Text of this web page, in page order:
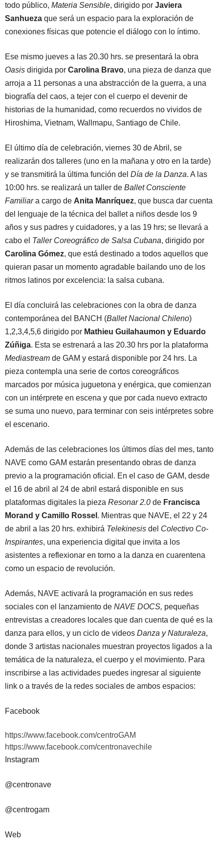
todo público, Materia Sensible, dirigido por Javiera
Sanhueza que será un espacio para la exploración de
conexiones físicas que potencie el diálogo con lo íntimo.
Ese mismo jueves a las 20.30 hrs. se presentará la obra
Oasis dirigida por Carolina Bravo, una pieza de danza que
arroja a 11 personas a una abstracción de la guerra, a una
biografía del caos, a tejer con el cuerpo el devenir de
historias de la humanidad, como recuerdos no vividos de
Hiroshima, Vietnam, Wallmapu, Santiago de Chile.
El último día de celebración, viernes 30 de Abril, se
realizarán dos talleres (uno en la mañana y otro en la tarde)
y se transmitirá la última función del Día de la Danza. A las
10:00 hrs. se realizará un taller de Ballet Consciente
Familiara cargo de Anita Manríquez, que busca dar cuenta
del lenguaje de la técnica del ballet a niños desde los 9
años y sus padres y cuidadores, y a las 19 hrs; se llevará a
cabo el Taller Coreográfico de Salsa Cubana, dirigido por
Carolina Gómez, que está destinado a todos aquellos que
quieran pasar un momento agradable bailando uno de los
ritmos latinos por excelencia: la salsa cubana.
El día concluirá las celebraciones con la obra de danza
contemporánea del BANCH (Ballet Nacional Chileno)
1,2,3,4,5,6 dirigido por Mathieu Guilahaumon y Eduardo
Zúñiga. Esta se estrenará a las 20.30 hrs por la plataforma
Mediastream de GAM y estará disponible por 24 hrs. La
pieza contempla una serie de cortos coreográficos
marcados por música juguetona y enérgica, que comienzan
con un intérprete en escena y que por cada nuevo extracto
se suma uno nuevo, para terminar con seis intérpretes sobre
el escenario.
Además de las celebraciones los últimos días del mes, tanto
NAVE como GAM estarán presentando obras de danza
previo a la programación oficial. En el caso de GAM, desde
el 16 de abril al 24 de abril estará disponible en sus
plataformas digitales la pieza Resonar 2.0 de Francisca
Morand y Camillo Rossel . Mientras que NAVE, el 22 y 24
de abril a las 20 hrs. exhibirá Telekinesis del Colectivo Co-
Inspirantes, una experiencia digital que invita a los
asistentes a reflexionar en torno a la danza en cuarentena
como un espacio de revolución.
Además, NAVE activará la programación en sus redes
sociales con el lanzamiento de NAVE DOCS, pequeñas
entrevistas a creadores locales que dan cuenta de qué es la
danza para ellos, y un ciclo de videos Danza y Naturaleza,
donde 3 artistas nacionales muestran proyectos ligados a la
temática de la naturaleza, el cuerpo y el movimiento. Para
inscribirse a las actividades puedes ingresar al siguiente
link o a través de la redes sociales de ambos espacios:
Facebook
https://www.facebook.com/centroGAM
https://www.facebook.com/centronavechile
Instagram
@centronave
@centrogam
Web